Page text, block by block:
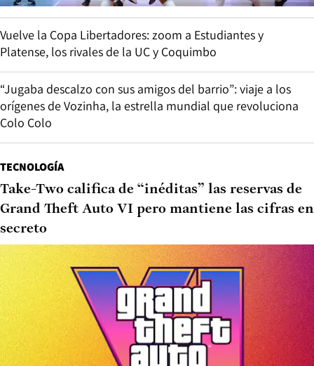
Vuelve la Copa Libertadores: zoom a Estudiantes y
Platense, los rivales de la UC y Coquimbo
“Jugaba descalzo con sus amigos del barrio”: viaje a los
orígenes de Vozinha, la estrella mundial que revoluciona
Colo Colo
TECNOLOGÍA
Take-Two califica de “inéditas” las reservas de
Grand Theft Auto VI pero mantiene las cifras en
secreto